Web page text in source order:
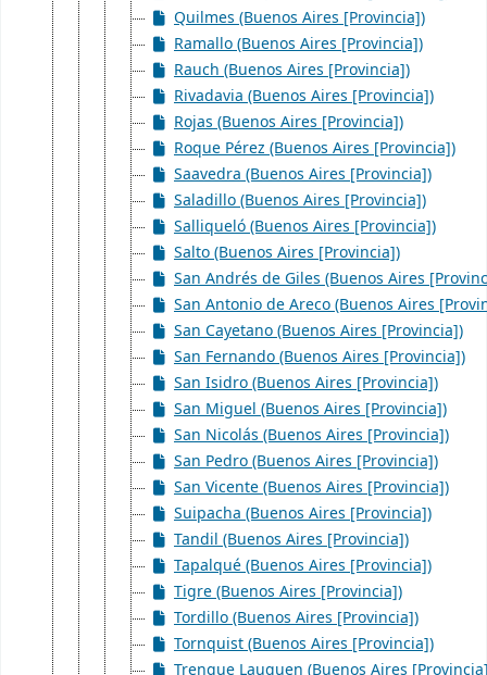
Quilmes (Buenos Aires [Provincia])
Ramallo (Buenos Aires [Provincia])
Rauch (Buenos Aires [Provincia])
Rivadavia (Buenos Aires [Provincia])
Rojas (Buenos Aires [Provincia])
Roque Pérez (Buenos Aires [Provincia])
Saavedra (Buenos Aires [Provincia])
Saladillo (Buenos Aires [Provincia])
Salliqueló (Buenos Aires [Provincia])
Salto (Buenos Aires [Provincia])
San Andrés de Giles (Buenos Aires
San Antonio de Areco (Buenos Aires
San Cayetano (Buenos Aires [Provincia])
San Fernando (Buenos Aires [Provincia])
San Isidro (Buenos Aires [Provincia])
San Miguel (Buenos Aires [Provincia])
San Nicolás (Buenos Aires [Provincia])
San Pedro (Buenos Aires [Provincia])
San Vicente (Buenos Aires [Provincia])
Suipacha (Buenos Aires [Provincia])
Tandil (Buenos Aires [Provincia])
Tapalqué (Buenos Aires [Provincia])
Tigre (Buenos Aires [Provincia])
Tordillo (Buenos Aires [Provincia])
Tornquist (Buenos Aires [Provincia])